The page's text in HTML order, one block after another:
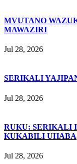
MVUTANO
MAWAZIRI
Jul 28, 2026
SERIKALI
Jul 28, 2026
RUKU: SERIKALI
KUKABILI UHABA
Jul 28, 2026